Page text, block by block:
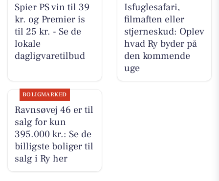
Spier PS vin til 39
kr. og Premier is
til 25 kr. - Se de
lokale
dagligvaretilbud
Isfuglesafari,
filmaften eller
stjerneskud: Oplev
hvad Ry byder på
den kommende
uge
BOLIGMARKED
Ravnsøvej 46 er til
salg for kun
395.000 kr.: Se de
billigste boliger til
salg i Ry her